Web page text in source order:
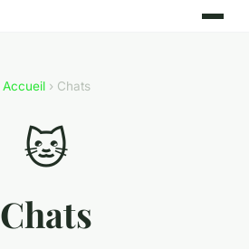
Accueil› Chats
🐱
Chats